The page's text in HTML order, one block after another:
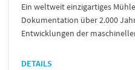
Ein weltweit einzigartiges
Dokumentation über 2.000
Entwicklungen der
DETAILS